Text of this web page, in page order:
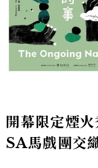
開幕限定煙
SA馬戲團交